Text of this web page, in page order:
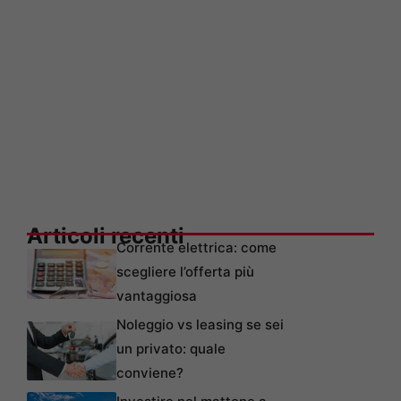
Articoli recentiCorrente elettrica: come
scegliere l’offerta più
vantaggiosa
Noleggio vs leasing se sei
un privato: quale
conviene?